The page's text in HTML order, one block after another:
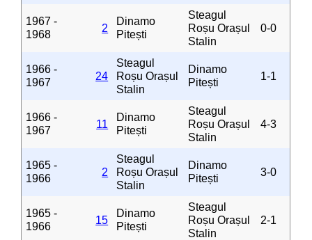
1967 -
1968
2
Dinamo
Pitești
Steagul
Roșu Orașul
Stalin
0-0
1966 -
1967
24
Steagul
Roșu Orașul
Stalin
Dinamo
Pitești
1-1
1966 -
1967
11
Dinamo
Pitești
Steagul
Roșu Orașul
Stalin
4-3
1965 -
1966
2
Steagul
Roșu Orașul
Stalin
Dinamo
Pitești
3-0
1965 -
1966
15
Dinamo
Pitești
Steagul
Roșu Orașul
Stalin
2-1